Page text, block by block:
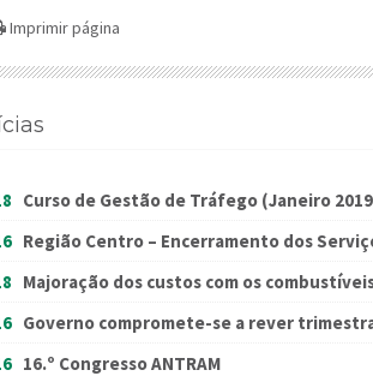
Curso de Gestão de Tráfego (Janeiro
Região Centro – Encerramento dos
Majoração dos custos com os
Governo compromete-se a rever
16.º Congresso ANTRAM